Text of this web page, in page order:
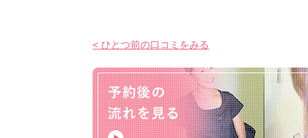
< ひとつ前の口コミをみる